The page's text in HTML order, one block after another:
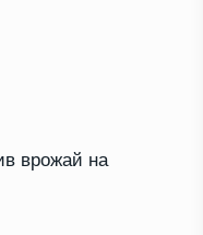
врожай на